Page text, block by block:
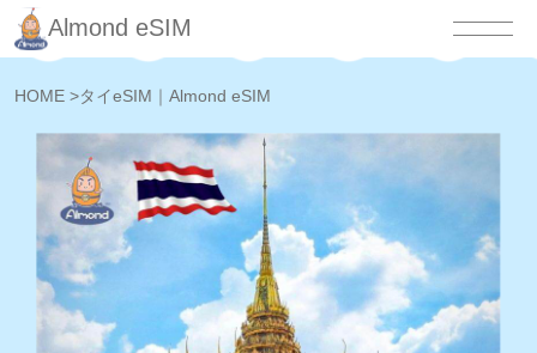
Almond eSIM
HOME >タイeSIM｜Almond eSIM